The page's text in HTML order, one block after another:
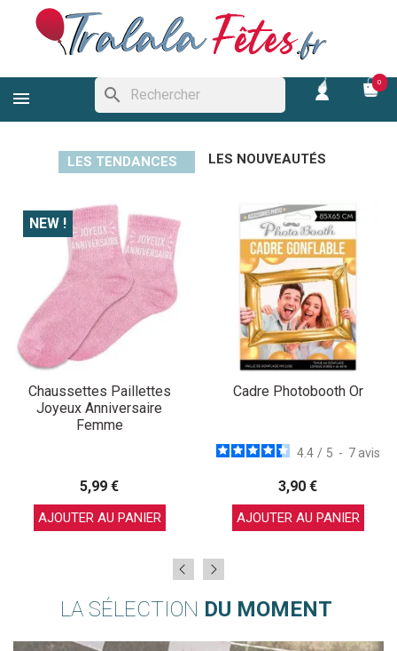
search
0
LES TENDANCES LES NOUVEAUTÉS
Chaussettes Paillettes
Joyeux Anniversaire
Femme
5,99 €
AJOUTER AU PANIER
NEW !
Cadre Photobooth Or
4.4 / 5 - 7 avis
3,90 €
AJOUTER AU PANIER
LA SÉLECTION DU MOMENT